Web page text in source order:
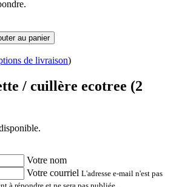
au panier
de livraison)
/ cuillère ecotree (2
Votre nom
Votre courriel L'adresse e-mail n'est pas